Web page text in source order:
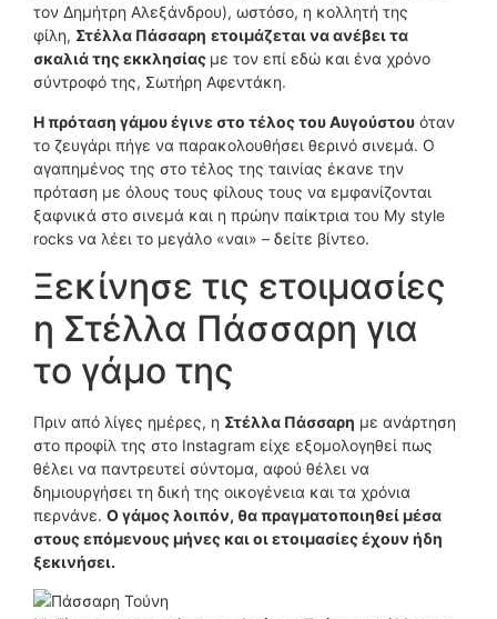
τον Δημήτρη Αλεξάνδρου), ωστόσο, η κολλητή της
φίλη, Στέλλα Πάσσαρη ετοιμάζεται να ανέβει τα
σκαλιά της εκκλησίας με τον επί εδώ και ένα χρόνο
σύντροφό της, Σωτήρη Αφεντάκη.
Η πρόταση γάμου έγινε στο τέλος του Αυγούστου όταν
το ζευγάρι πήγε να παρακολουθήσει θερινό σινεμά. Ο
αγαπημένος της στο τέλος της ταινίας έκανε την
πρόταση με όλους τους φίλους τους να εμφανίζονται
ξαφνικά στο σινεμά και η πρώην παίκτρια του My style
rocks να λέει το μεγάλο «ναι» – δείτε βίντεο.
Ξεκίνησε τις ετοιμασίες
η Στέλλα Πάσσαρη για
το γάμο της
Πριν από λίγες ημέρες, η Στέλλα Πάσσαρη με ανάρτηση
στο προφίλ της στο Instagram είχε εξομολογηθεί πως
θέλει να παντρευτεί σύντομα, αφού θέλει να
δημιουργήσει τη δική της οικογένεια και τα χρόνια
περνάνε. Ο γάμος λοιπόν, θα πραγματοποιηθεί μέσα
στους επόμενους μήνες και οι ετοιμασίες έχουν ήδη
ξεκινήσει.